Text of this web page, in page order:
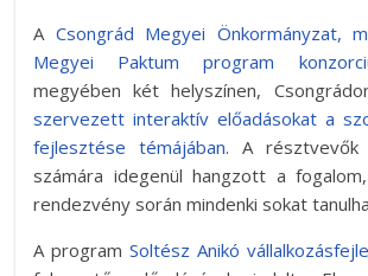
A Csongrád Megyei Önkormányzat,
Megyei Paktum program
megyében két helyszínen,
szervezett interaktív előadásokat a
fejlesztése témájában. A résztvevők
számára idegenül hangzott a
rendezvény során mindenki sokat
A programSoltész Anikó